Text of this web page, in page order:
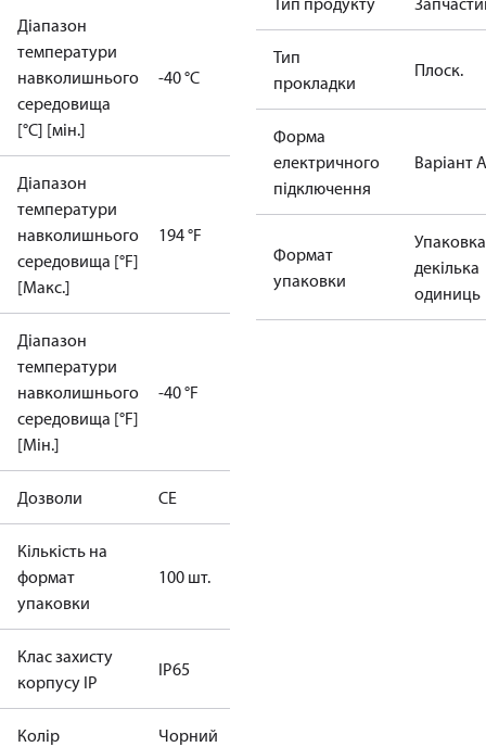
Діапазон
температури
навколишнього
середовища
[°C] [мін.]
-40 °C
Діапазон
температури
навколишнього
середовища [°F]
[Макс.]
194 °F
Діапазон
температури
навколишнього
середовища [°F]
[Мін.]
-40 °F
Дозволи CE
Кількість на
формат
упаковки
100 шт.
Клас захисту
корпусу IP
IP65
Колір Чорний
Тип
прокладки
Плоск.
Форма
електричного
підключення
Варіант A
Формат
упаковки
декілька
одиниць